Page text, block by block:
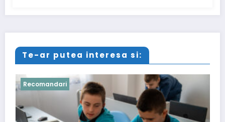
Te-ar putea interesa si:
Recomandari